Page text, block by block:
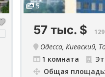
5
57 тыс. $
Одесса, Киевский,
1 комната
Общая